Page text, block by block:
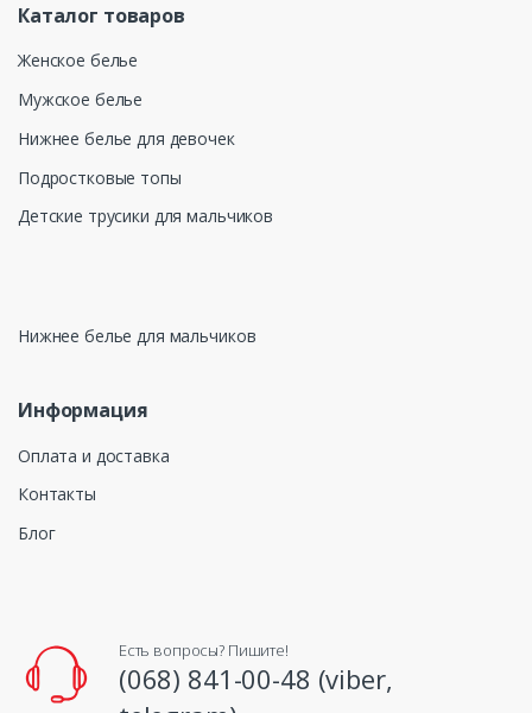
Каталог товаров
Женское белье
Мужское белье
Нижнее белье для девочек
Подростковые топы
Детские трусики для мальчиков
Нижнее белье для мальчиков
Информация
Оплата и доставка
Контакты
Блог
Есть вопросы? Пишите!
(068) 841-00-48 (viber,